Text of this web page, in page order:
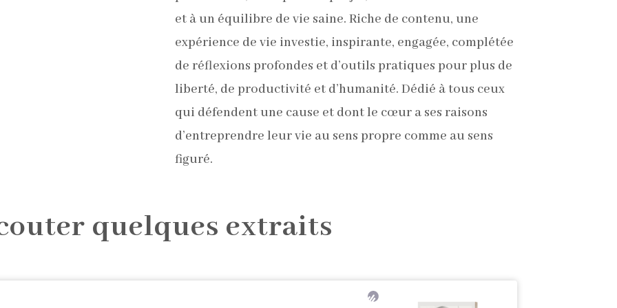
et à un équilibre de vie saine. Riche de contenu, une
expérience de vie investie, inspirante, engagée, complétée
de réflexions profondes et d’outils pratiques pour plus de
liberté, de productivité et d’humanité. Dédié à tous ceux
qui défendent une cause et dont le cœur a ses raisons
d’entreprendre leur vie au sens propre comme au sens
figuré.
quelques extraits